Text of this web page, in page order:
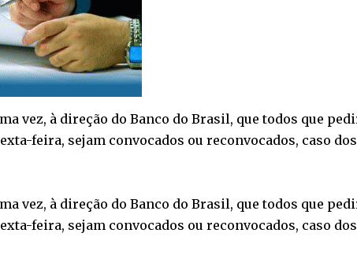
vez, à direção do Banco do Brasil, que todos que
feira, sejam convocados ou reconvocados, caso
vez, à direção do Banco do Brasil, que todos que
feira, sejam convocados ou reconvocados, caso